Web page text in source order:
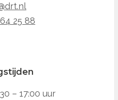
25 88
– 17:00 uur